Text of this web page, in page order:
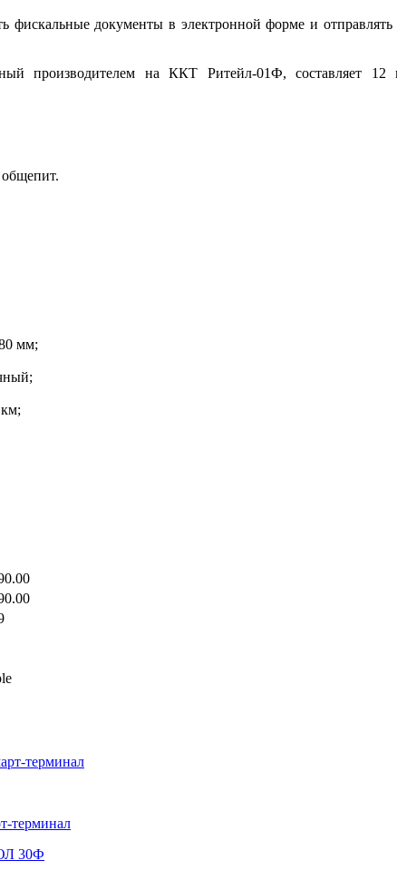
фискальные документы в электронной форме и
производителем на ККТ Ритейл-01Ф, составляет
общепит.
мм;
терминал
терминал
30Ф